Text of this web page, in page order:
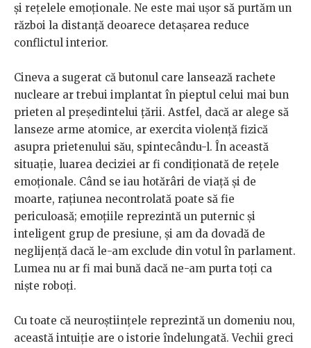
şi reţelele emoţionale. Ne este mai uşor să purtăm un
război la distanţă deoarece detaşarea reduce
conflictul interior.
Cineva a sugerat că butonul care lansează rachete
nucleare ar trebui implantat în pieptul celui mai bun
prieten al preşedintelui ţării. Astfel, dacă ar alege să
lanseze arme atomice, ar exercita violenţă fizică
asupra prietenului său, spintecându-l. În această
situaţie, luarea deciziei ar fi condiţionată de reţele
emoţionale. Când se iau hotărâri de viaţă şi de
moarte, raţiunea necontrolată poate să fie
periculoasă; emoţiile reprezintă un puternic şi
inteligent grup de presiune, şi am da dovadă de
neglijenţă dacă le-am exclude din votul în parlament.
Lumea nu ar fi mai bună dacă ne-am purta toţi ca
nişte roboţi.
Cu toate că neuroştiinţele reprezintă un domeniu nou,
această intuiţie are o istorie îndelungată. Vechii greci